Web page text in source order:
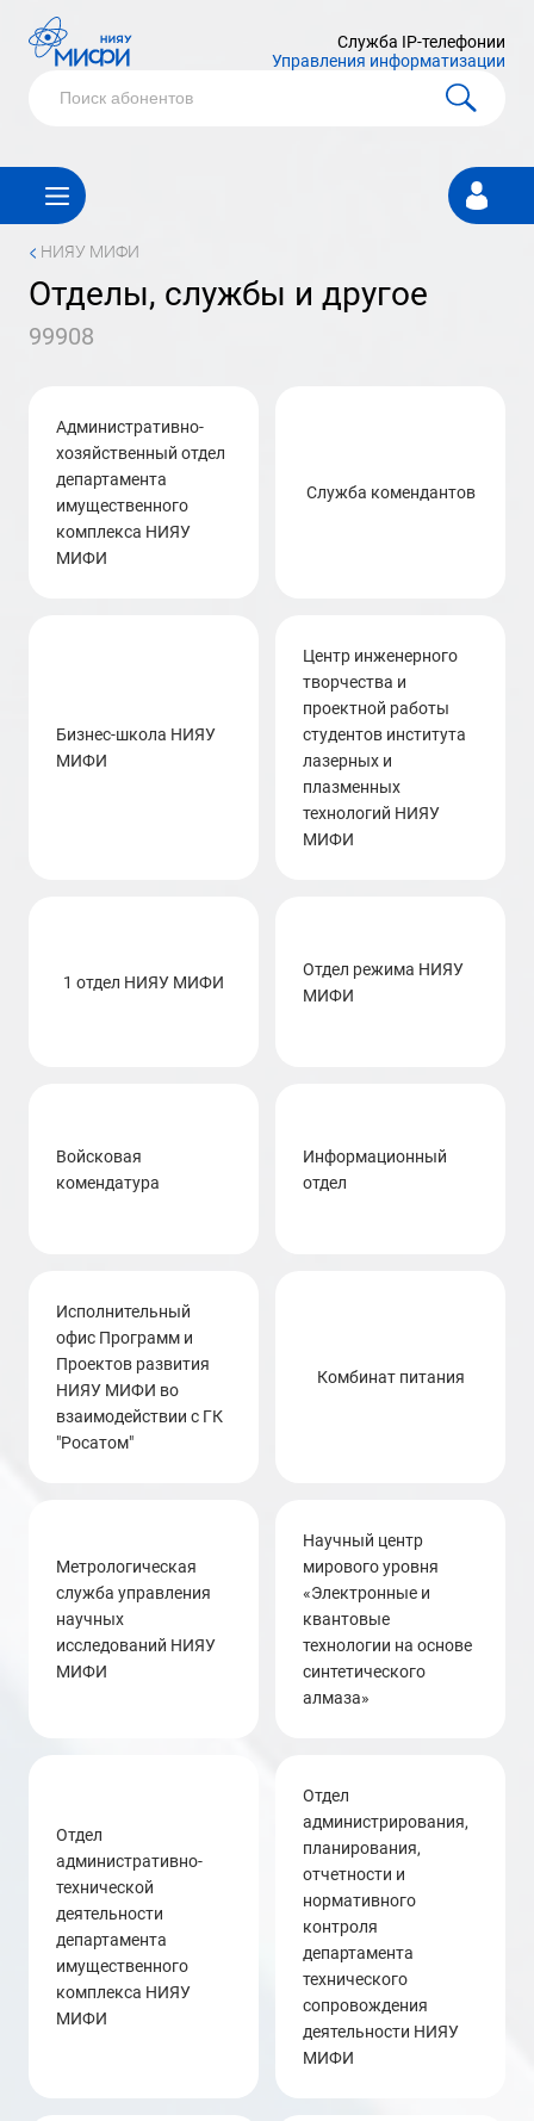
Служба IP-телефонии
Управления информатизации
Личный
кабинет
< НИЯУ МИФИ
Отделы, службы и другое
99908
Административно-
хозяйственный отдел
департамента
имущественного
комплекса НИЯУ
МИФИ
Служба комендантов
бизнес-школа НИЯУ
МИФИ
центр инженерного
творчества и
проектной работы
студентов института
лазерных и
плазменных
технологий НИЯУ
МИФИ
1 отдел НИЯУ МИФИ
отдел режима НИЯУ
МИФИ
Войсковая
комендатура
Информационный
отдел
исполнительный
офис Программ и
Проектов развития
НИЯУ МИФИ во
взаимодействии с ГК
"Росатом"
Комбинат питания
метрологическая
служба управления
научных
исследований НИЯУ
МИФИ
научный центр
мирового уровня
«Электронные и
квантовые
технологии на основе
синтетического
алмаза»
Отдел
административно-
технической
деятельности
департамента
имущественного
комплекса НИЯУ
МИФИ
отдел
администрирования,
планирования,
отчетности и
нормативного
контроля
департамента
технического
сопровождения
деятельности НИЯУ
МИФИ